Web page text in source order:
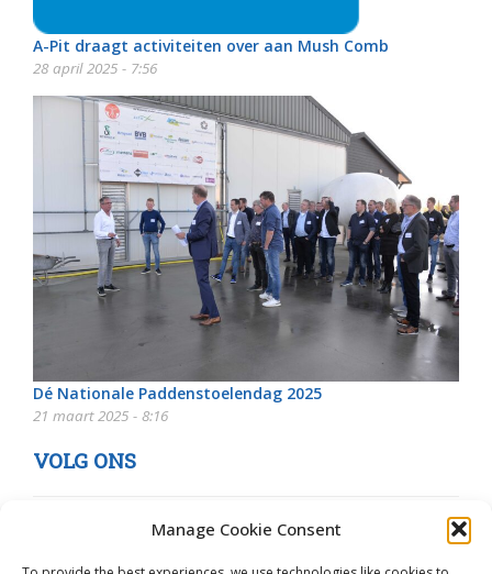
Manage Cookie Consent
A-Pit draagt activiteiten over aan Mush Comb
28 april 2025 - 7:56
Dé Nationale Paddenstoelendag 2025
21 maart 2025 - 8:16
VOLG ONS